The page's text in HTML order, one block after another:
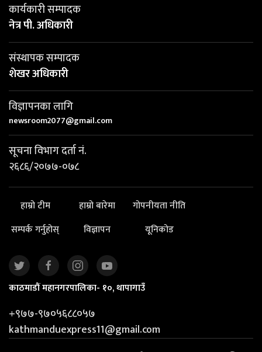
कार्यकारी सम्पादक
नेत्र पी. अधिकारी
संस्थापक सम्पादक
शेखर अधिकारी
विज्ञापनका लागि
newsroom2077@gmail.com
सूचना विभाग दर्ता नं.
२६८६/२०७७-०७८
हाम्रो टीम हाम्रो बारेमा
गोपनीयता नीति
सम्पर्क गर्नुहोस्
विज्ञापन यूनिकोड
काठमाडौं महानगरपालिका- १०, थापागाउँ
+९७७-९७०५६८८०५७
kathmanduexpress11@gmail.com